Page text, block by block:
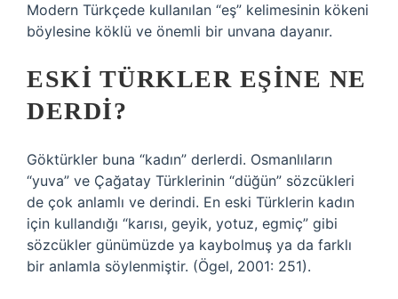
Modern Türkçede kullanılan “eş” kelimesinin kökeni
böylesine köklü ve önemli bir unvana dayanır.
ESKI TÜRKLER EŞINE NE
DERDI?
Göktürkler buna “kadın” derlerdi. Osmanlıların
“yuva” ve Çağatay Türklerinin “düğün” sözcükleri
de çok anlamlı ve derindi. En eski Türklerin kadın
için kullandığı “karısı, geyik, yotuz, egmiç” gibi
sözcükler günümüzde ya kaybolmuş ya da farklı
bir anlamla söylenmiştir. (Ögel, 2001: 251).